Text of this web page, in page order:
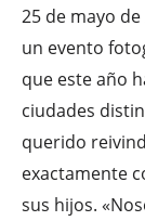
25 de mayo
un evento
que este año
ciudades
querido
exactamente
sus hijos.